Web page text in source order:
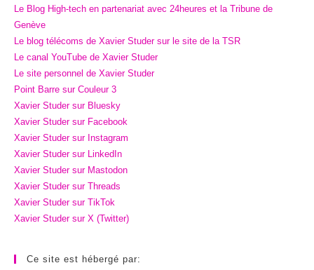
Le Blog High-tech en partenariat avec 24heures et la Tribune de
Genève
Le blog télécoms de Xavier Studer sur le site de la TSR
Le canal YouTube de Xavier Studer
Le site personnel de Xavier Studer
Point Barre sur Couleur 3
Xavier Studer sur Bluesky
Xavier Studer sur Facebook
Xavier Studer sur Instagram
Xavier Studer sur LinkedIn
Xavier Studer sur Mastodon
Xavier Studer sur Threads
Xavier Studer sur TikTok
Xavier Studer sur X (Twitter)
Ce site est hébergé par: